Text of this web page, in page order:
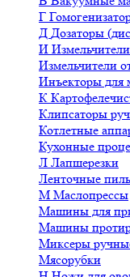
Г
Д Дозаторы
И
Измельчители
Инъекторы для
К
Клипсаторы
Котлетные
Кухонные
Л Лапшерезки
Ленточные
М Маслопрессы
Машины для
Машины
Миксеры
Мясорубки